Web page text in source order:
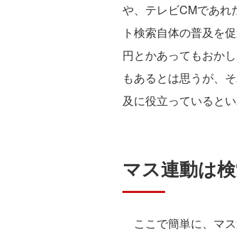
や、テレビCMであれ
ト検索自体の普及を
円とかあってもおか
もあるとは思うが、
及に役立っていると
マス連動は
ここで簡単に、マ